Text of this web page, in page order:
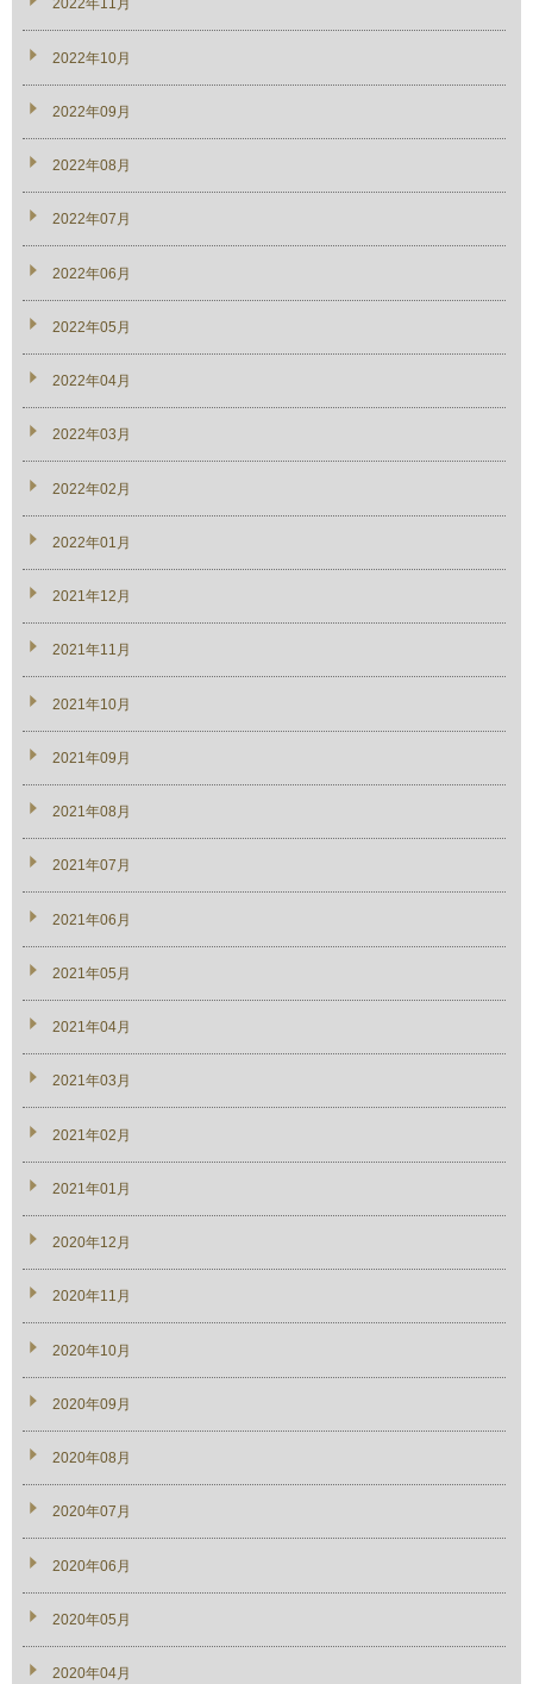
2022年11月
2022年10月
2022年09月
2022年08月
2022年07月
2022年06月
2022年05月
2022年04月
2022年03月
2022年02月
2022年01月
2021年12月
2021年11月
2021年10月
2021年09月
2021年08月
2021年07月
2021年06月
2021年05月
2021年04月
2021年03月
2021年02月
2021年01月
2020年12月
2020年11月
2020年10月
2020年09月
2020年08月
2020年07月
2020年06月
2020年05月
2020年04月